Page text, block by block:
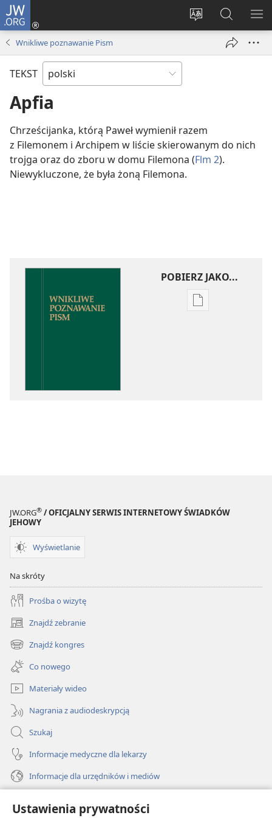
Ustawienia prywatności
JW.ORG
Wybór
Logowanie
(opens
Szukaj
na
JW.ORG
Wnikliwe poznawanie Pism
TEKST
Apfia
Chrześcijanka, którą Paweł wymienił razem
z Filemonem i Archipem w liście skierowanym do nich
trojga oraz do zboru w domu Filemona (Flm 2).
Niewykluczone, że była żoną Filemona.
POBIERZ JAKO...
Ustawienia
JW.ORG® / OFICJALNY SERWIS INTERNETOWY ŚWIADKÓW
JEHOWY
Wyświetlanie
Na skróty
Prośba o wizytę
Znajdź zebranie
(opens
new
window)
Znajdź kongres
(opens
new
window)
Co nowego
Materiały wideo
Nagrania z audiodeskrypcją
Szukaj
Informacje medyczne dla lekarzy
Informacje dla urzędników i mediów